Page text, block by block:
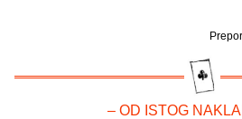
– OD ISTOG